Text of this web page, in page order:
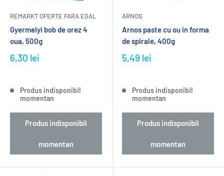
REMARKT OFERTE FARA EGAL
Gyermelyi bob de orez 4
oua, 500g
6,30 lei
Produs indisponibil
momentan
Produs indisponibil
momentan
ARNOS
Arnos paste cu ou in forma
de spirale, 400g
5,49 lei
Produs indisponibil
momentan
Produs indisponibil
momentan